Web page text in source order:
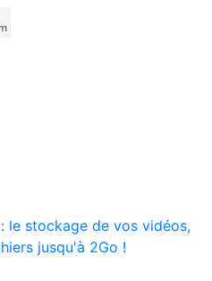
le stockage de vos vidéos,
jusqu'à 2Go !